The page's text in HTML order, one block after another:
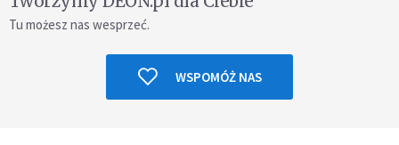
Tu możesz nas wesprzeć.
WSPOMÓŻ NAS